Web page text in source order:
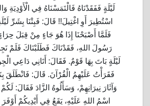
لَيْلَةٍ فَفَقَدْنَاهُ ‌فَالْتَمَسْنَاهُ ‌فِي ‌الْأَوْدِيَةِ
اسْتُطِيرَ أَوِ اغْتِيلَ!! قَالَ: فَبِتْنَا بِشَرِّ
فَلَمَّا أَصْبَحْنَا إِذَا هُوَ جَاءٍ مِنْ قِبَلَ
رَسُولَ اللهِ، فَقَدْنَاكَ فَطَلَبْنَاكَ فَلَمْ
لَيْلَةٍ بَاتَ بِهَا قَوْمٌ. فَقَالَ: أَتَانِي دَاعِي
فَقَرَأْتُ عَلَيْهِمُ الْقُرْآنَ. قَالَ: فَانْطَلَقَ بِنَا
وَآثَارَ نِيرَانِهِمْ، وَسَأَلُوهُ الزَّادَ فَقَالَ:
اسْمُ اللهِ عَلَيْهِ، يَقَعُ فِي أَيْدِيكُمْ